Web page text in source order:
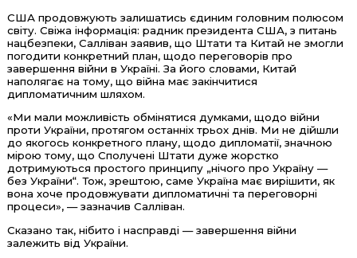
США продовжують залишатись єдиним головним полюсом
світу. Свіжа інформація: радник президента США, з питань
нацбезпеки, Салліван заявив, що Штати та Китай не змогли
погодити конкретний план, щодо переговорів про
завершення війни в Україні. За його словами, Китай
наполягає на тому, що війна має закінчитися
дипломатичним шляхом.
«Ми мали можливість обмінятися думками, щодо війни
проти України, протягом останніх трьох днів. Ми не дійшли
до якогось конкретного плану, щодо дипломатії, значною
мірою тому, що Сполучені Штати дуже жорстко
дотримуються простого принципу „нічого про Україну —
без України“. Тож, зрештою, саме Україна має вирішити, як
вона хоче продовжувати дипломатичні та переговорні
процеси», — зазначив Салліван.
Сказано так, нібито і насправді — завершення війни
залежить від України.